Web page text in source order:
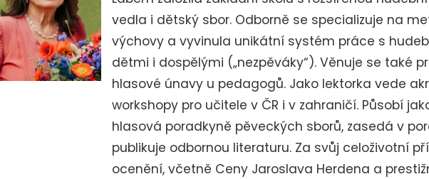
vedla i dětský sbor. Odborně se specializuje na
výchovy a vyvinula unikátní systém práce s
dětmi i dospělými („nezpěváky“). Věnuje se také
hlasové únavy u pedagogů. Jako lektorka vede
workshopy pro učitele v ČR i v zahraničí. Působí
hlasová poradkyně pěveckých sborů, zasedá v
publikuje odbornou literaturu. Za svůj celoživotní
ocenění, včetně Ceny Jaroslava Herdena a